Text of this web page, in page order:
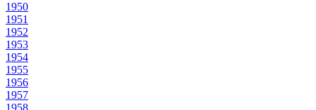
1950
1951
1952
1953
1954
1955
1956
1957